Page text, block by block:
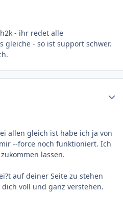
- ihr redet alle
gleiche - so ist support schwer.
allen gleich ist habe ich ja von
--force noch funktioniert. Ich
lassen.
auf deiner Seite zu stehen
voll und ganz verstehen.